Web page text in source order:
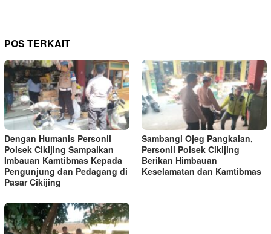
POS TERKAIT
Dengan Humanis Personil
Polsek Cikijing Sampaikan
Imbauan Kamtibmas Kepada
Pengunjung dan Pedagang di
Pasar Cikijing
Sambangi Ojeg Pangkalan,
Personil Polsek Cikijing
Berikan Himbauan
Keselamatan dan Kamtibmas